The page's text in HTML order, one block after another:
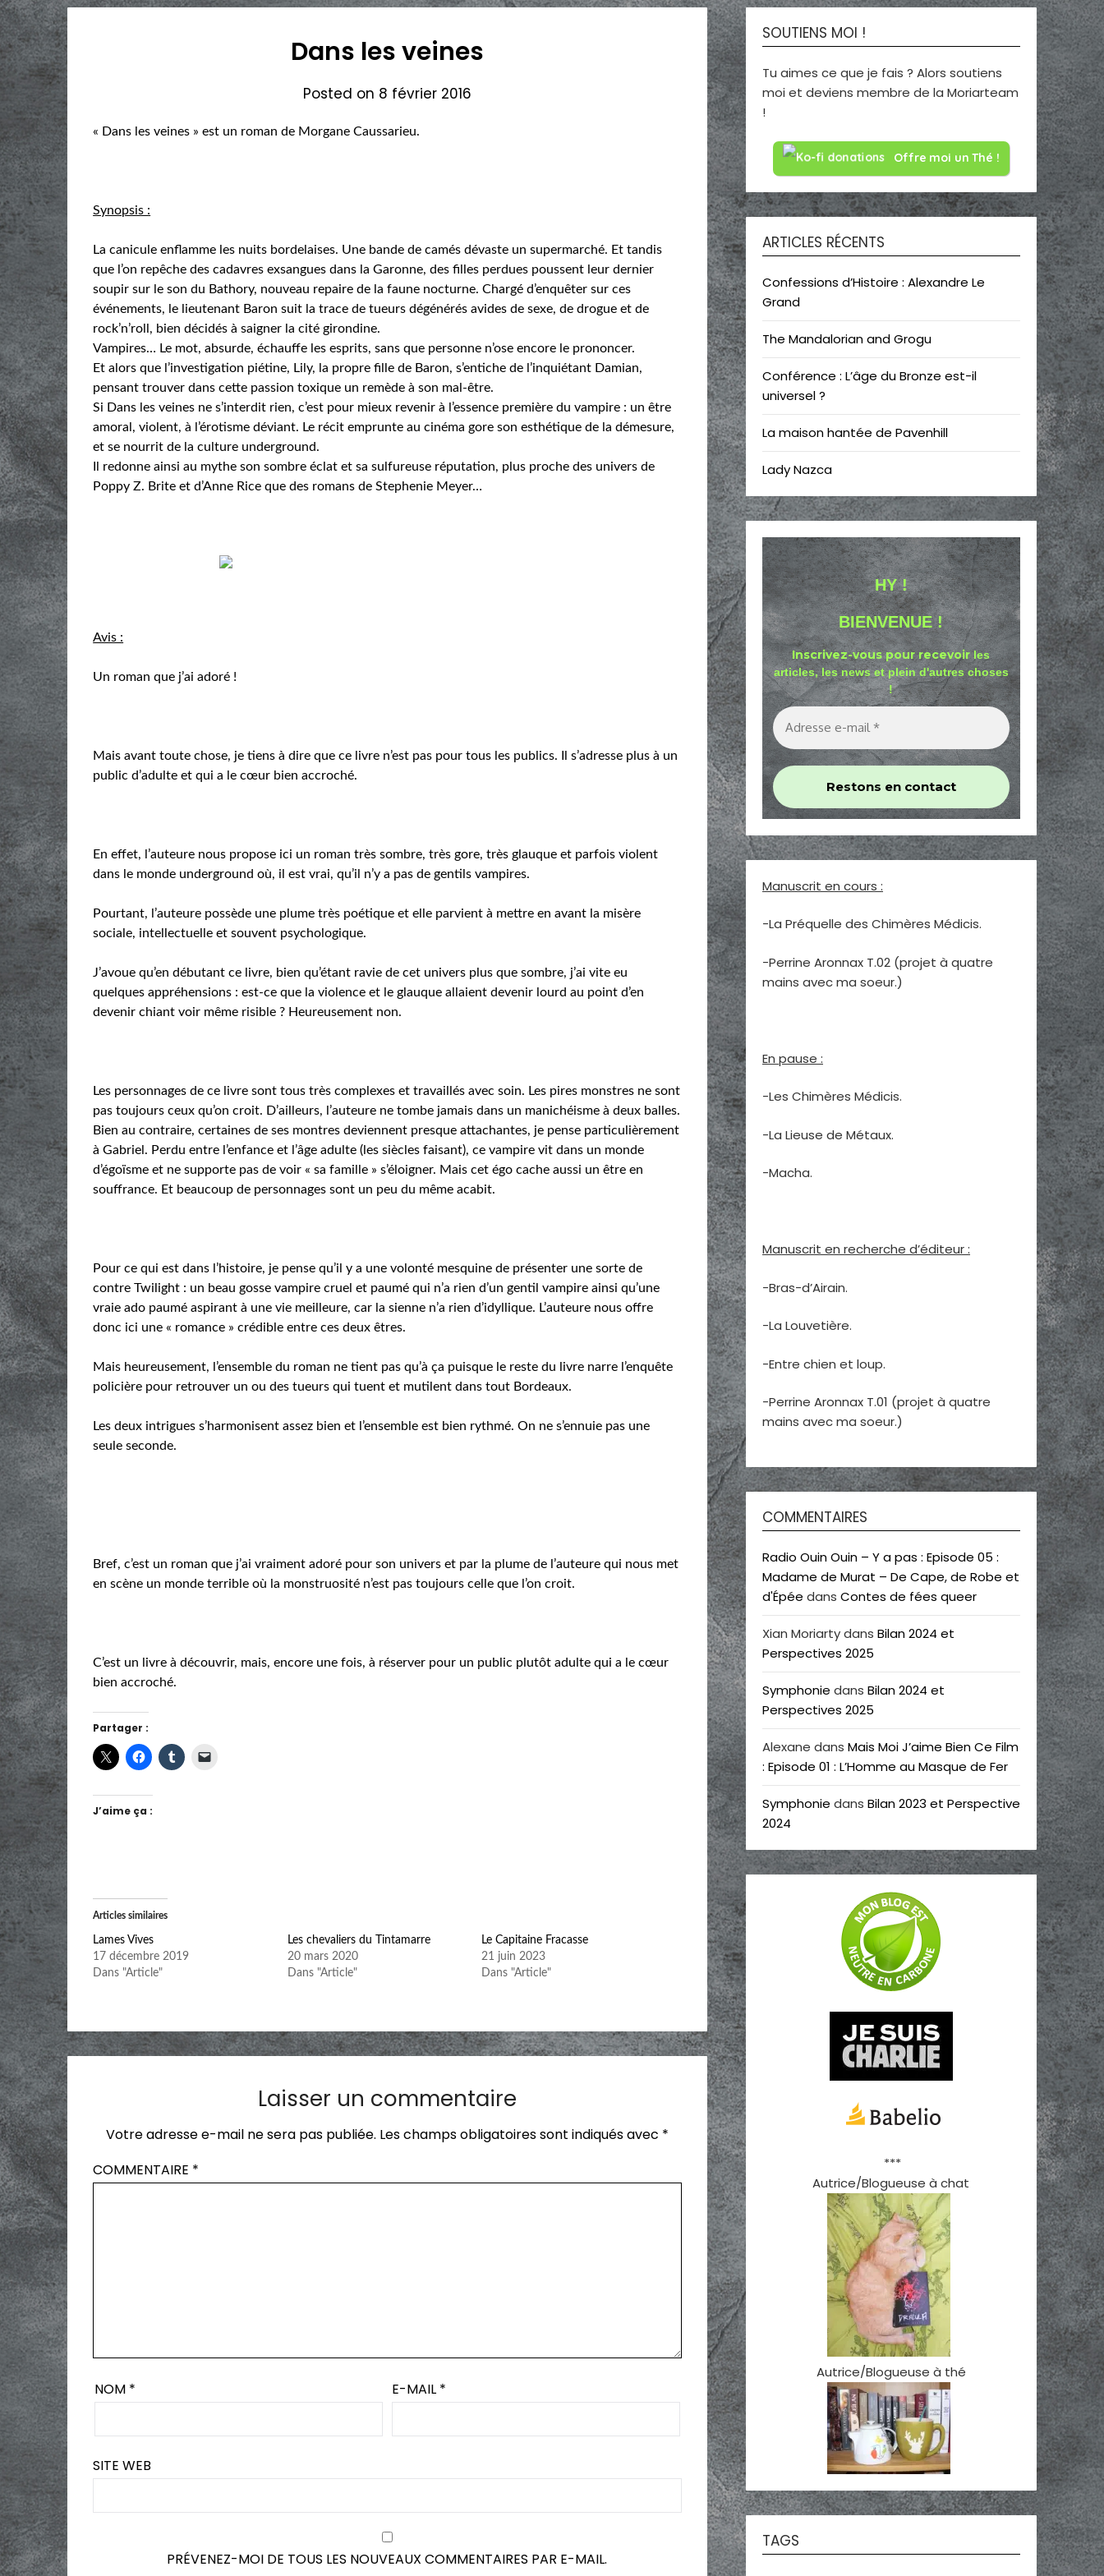
Dans les veines
Posted on 8 février 2016
« Dans les veines » est un roman de Morgane Caussarieu.
Synopsis :
La canicule enflamme les nuits bordelaises. Une bande de camés dévaste un supermarché. Et tandis
que l’on repêche des cadavres exsangues dans la Garonne, des filles perdues poussent leur dernier
soupir sur le son du Bathory, nouveau repaire de la faune nocturne. Chargé d’enquêter sur ces
événements, le lieutenant Baron suit la trace de tueurs dégénérés avides de sexe, de drogue et de
rock’n’roll, bien décidés à saigner la cité girondine.
Vampires… Le mot, absurde, échauffe les esprits, sans que personne n’ose encore le prononcer.
Et alors que l’investigation piétine, Lily, la propre fille de Baron, s’entiche de l’inquiétant Damian,
pensant trouver dans cette passion toxique un remède à son mal-être.
Si Dans les veines ne s’interdit rien, c’est pour mieux revenir à l’essence première du vampire : un être
amoral, violent, à l’érotisme déviant. Le récit emprunte au cinéma gore son esthétique de la démesure,
et se nourrit de la culture underground.
Il redonne ainsi au mythe son sombre éclat et sa sulfureuse réputation, plus proche des univers de
Poppy Z. Brite et d’Anne Rice que des romans de Stephenie Meyer…
Avis :
Un roman que j’ai adoré !
Mais avant toute chose, je tiens à dire que ce livre n’est pas pour tous les publics. Il s’adresse plus à un
public d’adulte et qui a le cœur bien accroché.
En effet, l’auteure nous propose ici un roman très sombre, très gore, très glauque et parfois violent
dans le monde underground où, il est vrai, qu’il n’y a pas de gentils vampires.
Pourtant, l’auteure possède une plume très poétique et elle parvient à mettre en avant la misère
sociale, intellectuelle et souvent psychologique.
J’avoue qu’en débutant ce livre, bien qu’étant ravie de cet univers plus que sombre, j’ai vite eu
quelques appréhensions : est-ce que la violence et le glauque allaient devenir lourd au point d’en
devenir chiant voir même risible ? Heureusement non.
Les personnages de ce livre sont tous très complexes et travaillés avec soin. Les pires monstres ne sont
pas toujours ceux qu’on croit. D’ailleurs, l’auteure ne tombe jamais dans un manichéisme à deux balles.
Bien au contraire, certaines de ses montres deviennent presque attachantes, je pense particulièrement
à Gabriel. Perdu entre l’enfance et l’âge adulte (les siècles faisant), ce vampire vit dans un monde
d’égoïsme et ne supporte pas de voir « sa famille » s’éloigner. Mais cet égo cache aussi un être en
souffrance. Et beaucoup de personnages sont un peu du même acabit.
Pour ce qui est dans l’histoire, je pense qu’il y a une volonté mesquine de présenter une sorte de
contre Twilight : un beau gosse vampire cruel et paumé qui n’a rien d’un gentil vampire ainsi qu’une
vraie ado paumé aspirant à une vie meilleure, car la sienne n’a rien d’idyllique. L’auteure nous offre
donc ici une « romance » crédible entre ces deux êtres.
Mais heureusement, l’ensemble du roman ne tient pas qu’à ça puisque le reste du livre narre l’enquête
policière pour retrouver un ou des tueurs qui tuent et mutilent dans tout Bordeaux.
Les deux intrigues s’harmonisent assez bien et l’ensemble est bien rythmé. On ne s’ennuie pas une
seule seconde.
Bref, c’est un roman que j’ai vraiment adoré pour son univers et par la plume de l’auteure qui nous met
en scène un monde terrible où la monstruosité n’est pas toujours celle que l’on croit.
C’est un livre à découvrir, mais, encore une fois, à réserver pour un public plutôt adulte qui a le cœur
bien accroché.
Partager :
J’aime ça :
Articles similaires
Lames Vives
17 décembre 2019
Dans "Article"
Les chevaliers du Tintamarre
20 mars 2020
Dans "Article"
Le Capitaine Fracasse
21 juin 2023
Dans "Article"
Laisser un commentaire
Votre adresse e-mail ne sera pas publiée. Les champs obligatoires sont indiqués avec *
COMMENTAIRE *
NOM * E-MAIL *
SITE WEB
PRÉVENEZ-MOI DE TOUS LES NOUVEAUX COMMENTAIRES PAR E-MAIL.
SOUTIENS MOI !
Tu aimes ce que je fais ? Alors soutiens
moi et deviens membre de la Moriarteam
!
Offre moi un Thé !
ARTICLES RÉCENTS
Confessions d’Histoire : Alexandre Le
Grand
The Mandalorian and Grogu
Conférence : L’âge du Bronze est-il
universel ?
La maison hantée de Pavenhill
Lady Nazca
HY !
BIENVENUE !
Inscrivez-vous pour recevoirles
articles, les news et plein d'autres choses
!
Manuscrit en cours :
-La Préquelle des Chimères Médicis.
-Perrine Aronnax T.02 (projet à quatre
mains avec ma soeur.)
En pause :
-Les Chimères Médicis.
-La Lieuse de Métaux.
-Macha.
Manuscrit en recherche d’éditeur :
-Bras-d’Airain.
-La Louvetière.
-Entre chien et loup.
-Perrine Aronnax T.01 (projet à quatre
mains avec ma soeur.)
COMMENTAIRES
Radio Ouin Ouin – Y a pas : Episode 05 :
Madame de Murat – De Cape, de Robe et
d'Épée dans Contes de fées queer
Xian Moriartydans Bilan 2024 et
Perspectives 2025
Symphonie dans Bilan 2024 et
Perspectives 2025
Alexane dans Mais Moi J’aime Bien Ce Film
: Episode 01 : L’Homme au Masque de Fer
Symphonie dans Bilan 2023 et Perspective
2024
***
Autrice/Blogueuse à chat
Autrice/Blogueuse à thé
TAGS